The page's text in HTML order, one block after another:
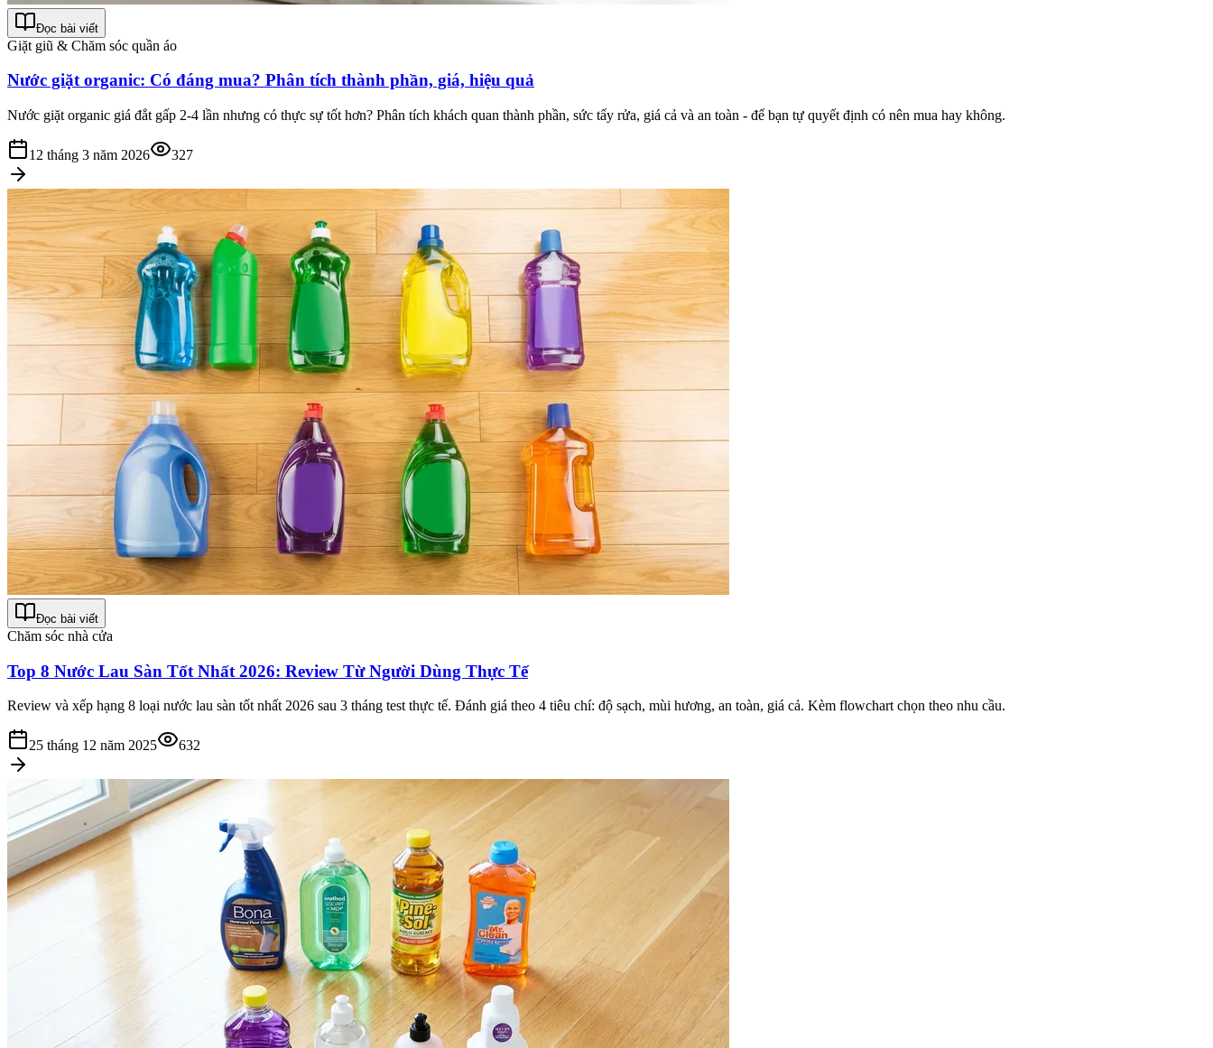
Đọc bài viết
Giặt giũ & Chăm sóc quần áo
Nước giặt organic: Có đáng mua? Phân tích thành phần, giá, hiệu quả
Nước giặt organic giá đắt gấp 2-4 lần nhưng có thực sự tốt hơn? Phân tích khách quan thành phần, sức tẩy rửa, giá cả và an toàn - để bạn tự quyết định có nên mua hay không.
12 tháng 3 năm 2026 327
Đọc bài viết
Chăm sóc nhà cửa
Top 8 Nước Lau Sàn Tốt Nhất 2026: Review Từ Người Dùng Thực Tế
Review và xếp hạng 8 loại nước lau sàn tốt nhất 2026 sau 3 tháng test thực tế. Đánh giá theo 4 tiêu chí: độ sạch, mùi hương, an toàn, giá cả. Kèm flowchart chọn theo nhu cầu.
25 tháng 12 năm 2025 632